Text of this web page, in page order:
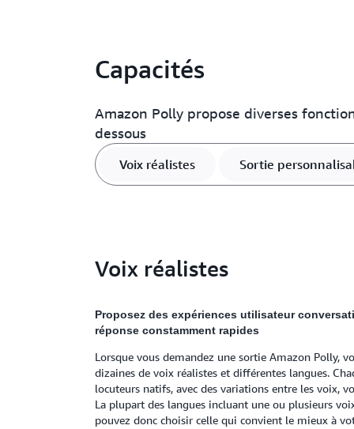
Capacités
Amazon Polly propose diverses
dessous
Voix réalistes Sortie
Voix réalistes
Proposez des expériences utilisateur
réponse constamment rapides
Lorsque vous demandez une sortie Amazon Polly,
dizaines de voix réalistes et différentes langues.
locuteurs natifs, avec des variations entre les voix,
La plupart des langues incluant une ou plusieurs
pouvez donc choisir celle qui convient le mieux à